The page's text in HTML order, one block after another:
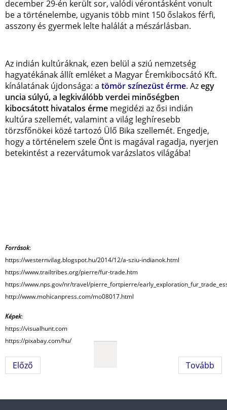
december 29-én került sor, valódi vérontásként vonult
be a történelembe, ugyanis több mint 150 őslakos férfi,
asszony és gyermek lelte halálát a mészárlásban.
Az indián kultúráknak, ezen belül a sziú nemzetség
hagyatékának állít emléket a Magyar Éremkibocsátó Kft.
kínálatának újdonsága: a tömör színezüst érme. Azegy
uncia súlyú, a legkiválóbb verdei minőségben
kibocsátott hivatalos érme megidézi az ősi indián
kultúra szellemét, valamint a világ leghíresebb
törzsfőnökei közé tartozó Ülő Bika szellemét. Engedje,
hogy a történelem szele Önt is magával ragadja, nyerjen
betekintést a rezervátumok varázslatos világába!
Források:
https://westernvilag.blogspot.hu/2014/12/a-sziu-indianok.html
https://www.trailtribes.org/pierre/fur-trade.htm
https://www.nps.gov/nr/travel/pierre_fortpierre/
http://www.mohicanpress.com/mo08017.html
Képek:
https://visualhunt.com
https://pixabay.com/hu/
Előző Tovább